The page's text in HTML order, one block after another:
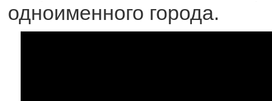
одноименного города.